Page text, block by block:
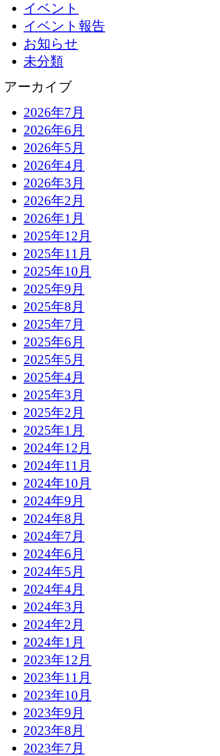
イベント
イベント報告
お知らせ
未分類
アーカイブ
2026年7月
2026年6月
2026年5月
2026年4月
2026年3月
2026年2月
2026年1月
2025年12月
2025年11月
2025年10月
2025年9月
2025年8月
2025年7月
2025年6月
2025年5月
2025年4月
2025年3月
2025年2月
2025年1月
2024年12月
2024年11月
2024年10月
2024年9月
2024年8月
2024年7月
2024年6月
2024年5月
2024年4月
2024年3月
2024年2月
2024年1月
2023年12月
2023年11月
2023年10月
2023年9月
2023年8月
2023年7月